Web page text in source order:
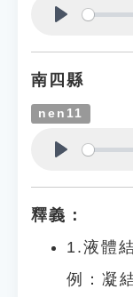
南四縣
nen11
釋義：
1.液體
例：凝